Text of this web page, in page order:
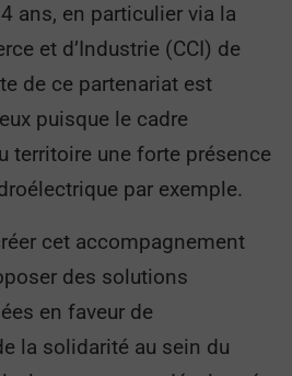
ans, en particulier via la
et d’Industrie (CCI) de
de ce partenariat est
puisque le cadre
territoire une forte présence
par exemple.
cet accompagnement
des solutions
en faveur de
la solidarité au sein du